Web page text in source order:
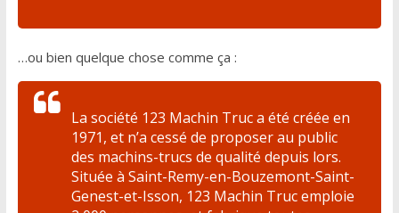
…ou bien quelque chose comme ça :
La société 123 Machin Truc a été créée en
1971, et n’a cessé de proposer au public
des machins-trucs de qualité depuis lors.
Située à Saint-Remy-en-Bouzemont-Saint-
Genest-et-Isson, 123 Machin Truc emploie